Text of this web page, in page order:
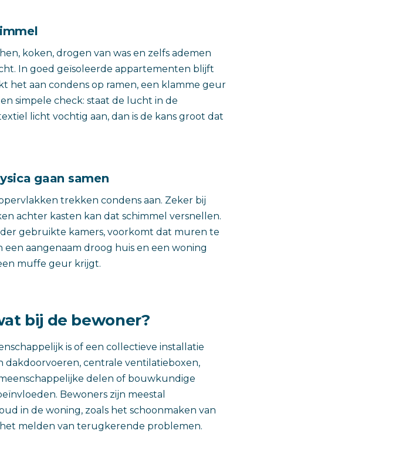
koken, drogen van was en zelfs ademen
In goed geïsoleerde appartementen blijft
het aan condens op ramen, een klamme geur
simpele check: staat de lucht in de
licht vochtig aan, dan is de kans groot dat
gaan samen
trekken condens aan. Zeker bij
achter kasten kan dat schimmel versnellen.
gebruikte kamers, voorkomt dat muren te
aangenaam droog huis en een woning
muffe geur krijgt.
bij de bewoner?
is of een collectieve installatie
dakdoorvoeren, centrale ventilatieboxen,
delen of bouwkundige
Bewoners zijn meestal
in de woning, zoals het schoonmaken van
melden van terugkerende problemen.